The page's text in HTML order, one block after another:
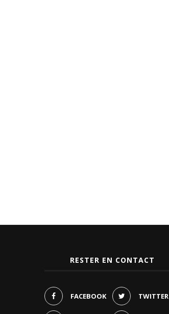
RESTER EN CONTACT
FACEBOOK TWITTER